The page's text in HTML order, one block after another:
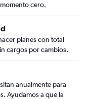
cero.
planes con total
cargos por cambios.
anualmente para
Ayudamos a que la